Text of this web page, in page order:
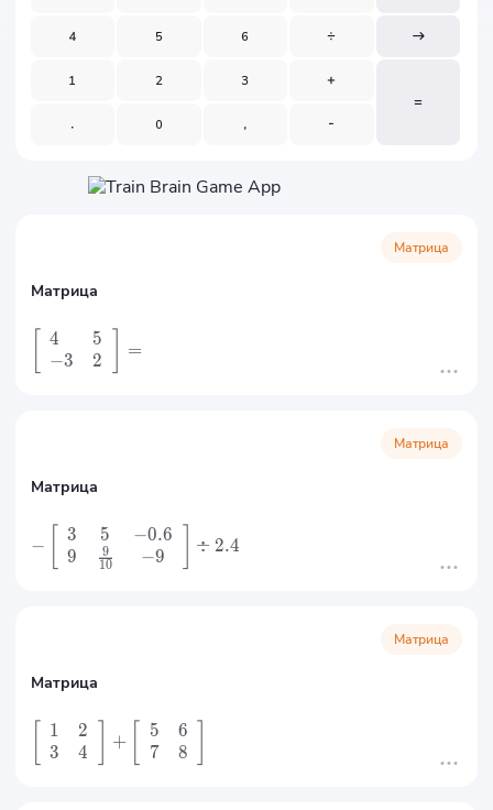
Матрица
Матрица
4
−3
5
2
=
Матрица
Матрица
−
3
9
5
10
9
−0.6
−9
÷ 2.4
Матрица
Матрица
1
3
2
4
+
5
7
6
8